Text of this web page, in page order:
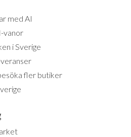
med AI
vanor
i Sverige
fler butiker